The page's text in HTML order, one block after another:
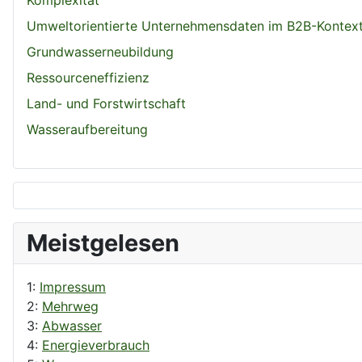
Umweltorientierte Unternehmensdaten im B2B-
Grundwasserneubildung
Ressourceneffizienz
Land- und Forstwirtschaft
Wasseraufbereitung
Meistgelesen
1: Impressum
2: Mehrweg
3: Abwasser
4: Energieverbrauch